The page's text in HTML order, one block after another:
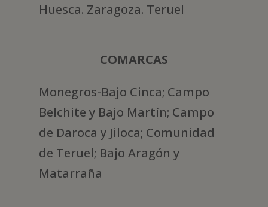
Huesca. Zaragoza. Teruel
COMARCAS
Monegros-Bajo Cinca; Campo
Belchite y Bajo Martín; Campo
de Daroca y Jiloca; Comunidad
de Teruel; Bajo Aragón y
Matarraña